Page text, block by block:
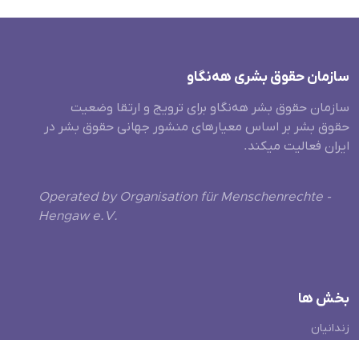
سازمان حقوق بشری هەنگاو
سازمان حقوق بشر هه‌نگاو برای ترویج و ارتقا وضعیت
حقوق بشر بر اساس معیارهای منشور جهانی حقوق بشر در
ایران فعالیت میکند.
Operated by Organisation für Menschenrechte -
Hengaw e.V.
بخش ها
زندانیان